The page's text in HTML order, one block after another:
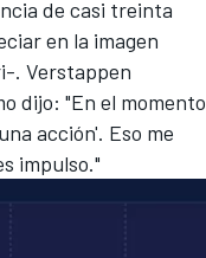
de casi treinta
en la imagen
. Verstappen
dijo: "En el momento
acción'. Eso me
impulso."